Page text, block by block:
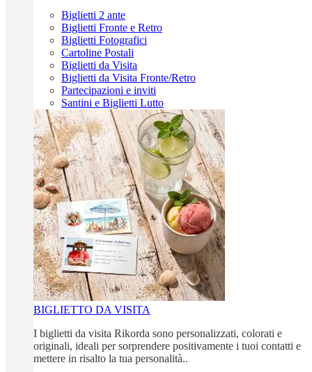
Biglietti 2 ante
Biglietti Fronte e Retro
Biglietti Fotografici
Cartoline Postali
Biglietti da Visita
Biglietti da Visita Fronte/Retro
Partecipazioni e inviti
Santini e Biglietti Lutto
BIGLIETTO DA VISITA
I biglietti da visita Rikorda sono personalizzati, colorati e
originali, ideali per sorprendere positivamente i tuoi contatti e
mettere in risalto la tua personalità..